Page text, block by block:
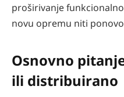
proširivanje
novu opremu niti
Osnovno
ili distribuirano